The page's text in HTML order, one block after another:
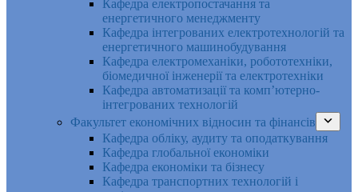
Кафедра електропостачання та
енергетичного менеджменту
Кафедра інтегрованих електротехнологій та
енергетичного машинобудування
Кафедра електромеханіки, робототехніки,
біомедичної інженерії та електротехніки
Кафедра автоматизації та комп’ютерно-
інтегрованих технологій
Факультет економічних відносин та фінансів
Кафедра обліку, аудиту та оподаткування
Кафедра глобальної економіки
Кафедра економіки та бізнесу
Кафедра транспортних технологій і